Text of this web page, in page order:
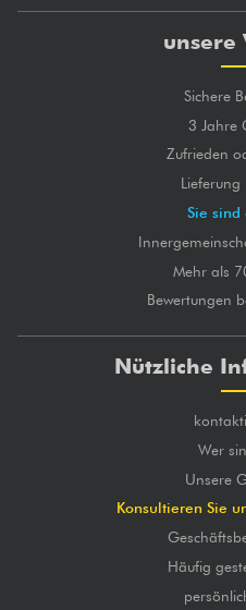
unsere
Sichere
3 Jahre
Zufrieden
Lieferung
Sie sind
Mehr als
Bewertungen
Nützliche
Wer
Unsere
Konsultieren Sie
Häufig